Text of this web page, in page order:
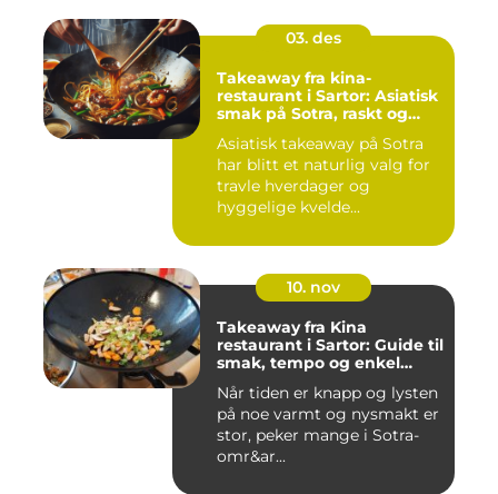
03. des
Takeaway fra kina-
restaurant i Sartor: Asiatisk
smak på Sotra, raskt og
Asiatisk takeaway på Sotra
har blitt et naturlig valg for
travle hverdager og
hyggelige kvelde...
10. nov
Takeaway fra Kina
restaurant i Sartor: Guide til
smak, tempo og enkel
Når tiden er knapp og lysten
på noe varmt og nysmakt er
stor, peker mange i Sotra-
omr&ar...